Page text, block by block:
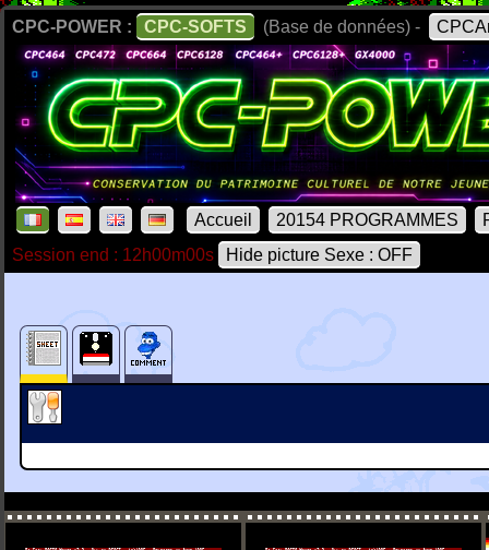
CPC-POWER : CPC-SOFTS (Base de données) -
Accueil 20154 PROGRAMMES
Session end : 12h00m00s
Hide picture Sexe : OFF